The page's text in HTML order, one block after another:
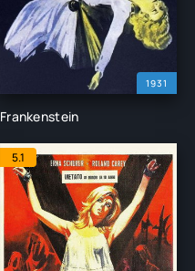
1931
Frankenstein
5.1